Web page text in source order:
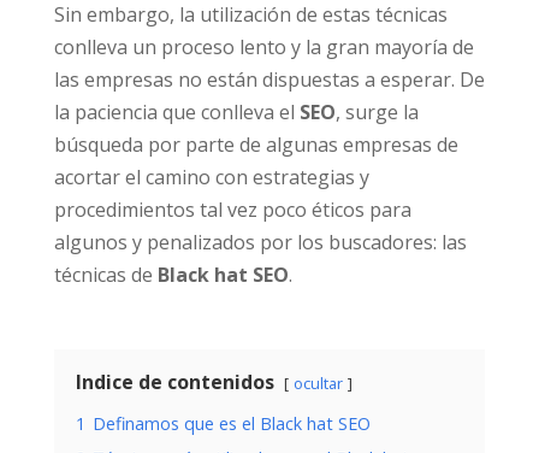
Sin embargo, la utilización de estas técnicas
conlleva un proceso lento y la gran mayoría de
las empresas no están dispuestas a esperar. De
la paciencia que conlleva el SEO, surge la
búsqueda por parte de algunas empresas de
acortar el camino con estrategias y
procedimientos tal vez poco éticos para
algunos y penalizados por los buscadores: las
técnicas de Black hat SEO.
Indice de contenidos ocultar
1 Definamos que es el Black hat SEO